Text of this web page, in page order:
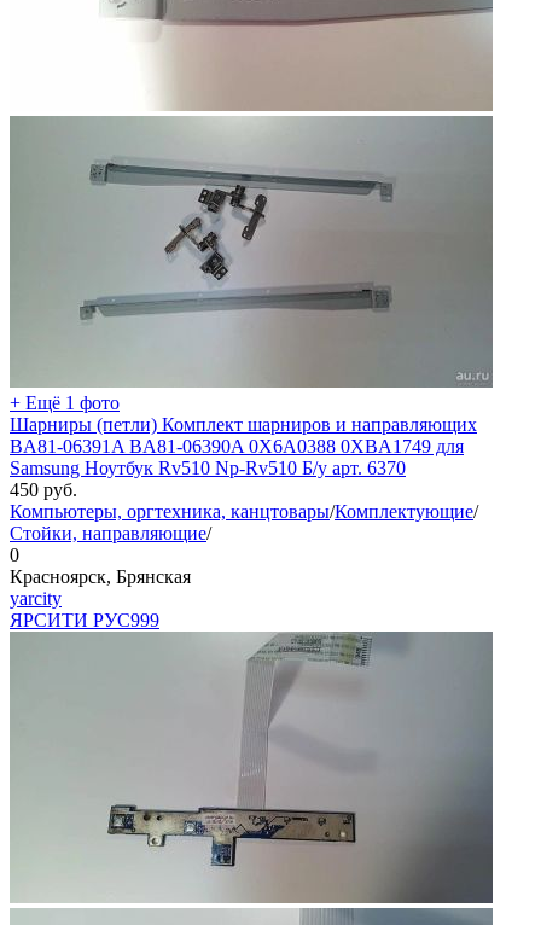
+ Ещё 1 фото
Шарниры (петли) Комплект шарниров и направляющих
BA81-06391A BA81-06390A 0X6A0388 0XBA1749 для
Samsung Ноутбук Rv510 Np-Rv510 Б/у арт. 6370
450 руб.
Компьютеры, оргтехника, канцтовары/Комплектующие/
Стойки, направляющие/
0
Красноярск, Брянская
yarcity
ЯРСИТИ РУС999